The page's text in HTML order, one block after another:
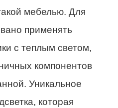
мебелью. Для
применять
с теплым светом,
компонентов
Уникальное
которая